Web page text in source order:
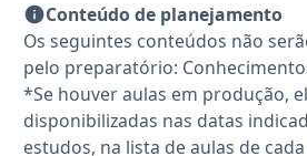
Conteúdo de planejamento
Os seguintes conteúdos não
pelo preparatório:
*Se houver aulas em produção,
disponibilizadas nas datas
estudos, na lista de aulas de